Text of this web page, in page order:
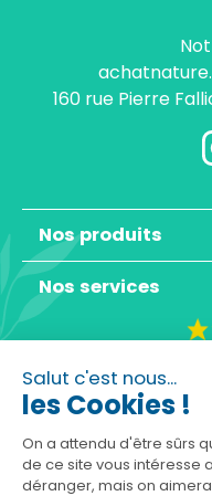
Salut c'est nous...
les Cookies !
On a attendu d'être sûrs
de ce site vous intéresse
déranger, mais on
160 rue Pierre
Nos produits
Nos services